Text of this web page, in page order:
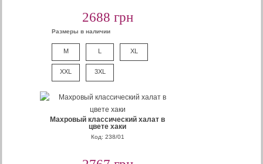
2688 грн
Размеры в наличии
M L XL
XXL 3XL
Махровый классический халат в
цвете хаки
Код: 238/01